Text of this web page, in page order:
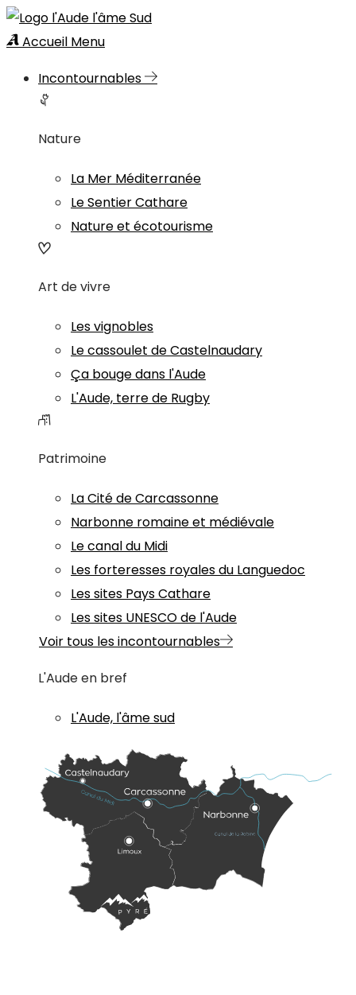
Accueil Menu
Incontournables
Nature
La Mer Méditerranée
Le Sentier Cathare
Nature et écotourisme
Art de vivre
Les vignobles
Le cassoulet de Castelnaudary
Ça bouge dans l'Aude
L'Aude, terre de Rugby
Patrimoine
La Cité de Carcassonne
Narbonne romaine et médiévale
Le canal du Midi
Les forteresses royales du Languedoc
Les sites Pays Cathare
Les sites UNESCO de l'Aude
Voir tous les incontournables
L'Aude en bref
L'Aude, l'âme sud